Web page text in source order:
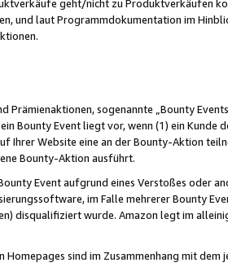
geht/nicht zu Produktverkäufen
und laut Programmdokumentation im
Prämienaktionen, sogenannte „Bounty
Bounty Event liegt vor, wenn (1) ein Kunde
Ihrer Website eine an der Bounty-Aktion
Bounty-Aktion ausführt.
Event aufgrund eines Verstoßes oder
im Falle mehrerer Bounty
disqualifiziert wurde. Amazon legt im
sind im Zusammenhang mit